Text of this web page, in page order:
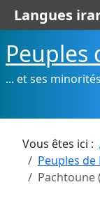
Peuples
... et ses minorités
Vous êtes ici :
Peuples de
Pachtoune
Langues